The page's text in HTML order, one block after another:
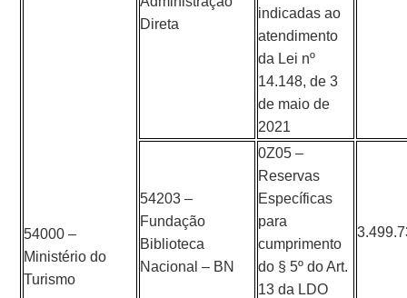
54000 –
Ministério do
Turismo
Direta
indicadas ao
atendimento
da Lei nº
14.148, de 3
de maio de
2021
54203 –
Fundação
Biblioteca
Nacional – BN
0Z05 –
Reservas
Específicas
para
cumprimento
do § 5º do Art.
13 da LDO